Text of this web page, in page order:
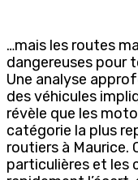
…mais les routes
dangereuses pour
Une analyse
des véhicules
révèle que les
catégorie la plus
routiers à Maurice.
particulières et les